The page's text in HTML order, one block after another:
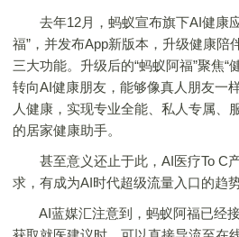
去年12月，蚂蚁宣布旗下AI健康
福”，并发布App新版本，升级健康陪
三大功能。升级后的“蚂蚁阿福”聚焦“
转向AI健康朋友，能够像真人朋友一
人健康，实现专业全能、私人专属、
的居家健康助手。
甚至意义还止于此，AI医疗To C
求，有成为AI时代超级流量入口的趋
AI蓝媒汇注意到，蚂蚁阿福已经接